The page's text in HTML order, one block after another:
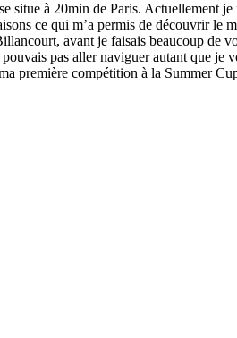
à 20min de Paris. Actuellement je
ce qui m’a permis de découvrir le
avant je faisais beaucoup de
pas aller naviguer autant que je
première compétition à la Summer